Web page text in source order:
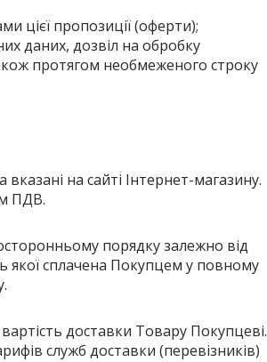
цієї пропозиції (оферти);
даних, дозвіл на обробку
протягом необмеженого строку
на сайті Інтернет-магазину.
ПДВ.
порядку залежно від
якої сплачена Покупцем у повному
доставки Товару Покупцеві.
служб доставки (перевізників)